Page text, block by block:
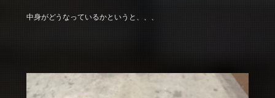
中身がどうなっているかというと、、、